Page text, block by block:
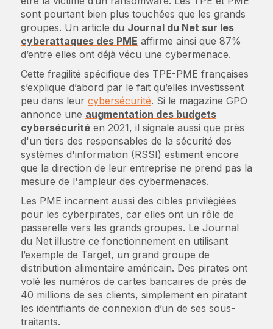
sont pourtant bien plus touchées que les grands
groupes. Un article du Journal du Net sur les
cyberattaques des PME affirme ainsi que 87%
d’entre elles ont déjà vécu une cybermenace.
Cette fragilité spécifique des TPE-PME françaises
s’explique d’abord par le fait qu’elles investissent
peu dans leur cybersécurité. Si le magazine GPO
annonce une augmentation des budgets
cybersécuritéen 2021, il signale aussi que près
d'un tiers des responsables de la sécurité des
systèmes d'information (RSSI) estiment encore
que la direction de leur entreprise ne prend pas la
mesure de l'ampleur des cybermenaces.
Les PME incarnent aussi des cibles privilégiées
pour les cyberpirates, car elles ont un rôle de
passerelle vers les grands groupes. Le Journal
du Net illustre ce fonctionnement en utilisant
l’exemple de Target, un grand groupe de
distribution alimentaire américain. Des pirates ont
volé les numéros de cartes bancaires de près de
40 millions de ses clients, simplement en piratant
les identifiants de connexion d’un de ses sous-
traitants.